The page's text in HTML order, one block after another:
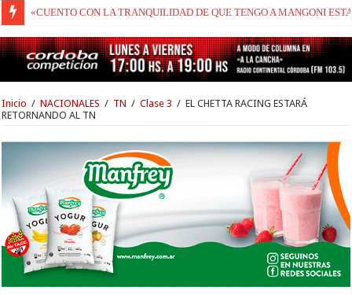
FIN DE SEMANA DE REGRESO PARA EL TC2000: VUELVE A CORRER
Inicio / NACIONALES / TN / Clase 3 / EL CHETTA RACING ESTARÁ
RETORNANDO AL TN